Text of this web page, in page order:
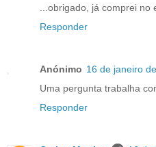
...obrigado, já comprei no
Responder
Anónimo 16 de janeiro
Uma pergunta trabalha
Responder